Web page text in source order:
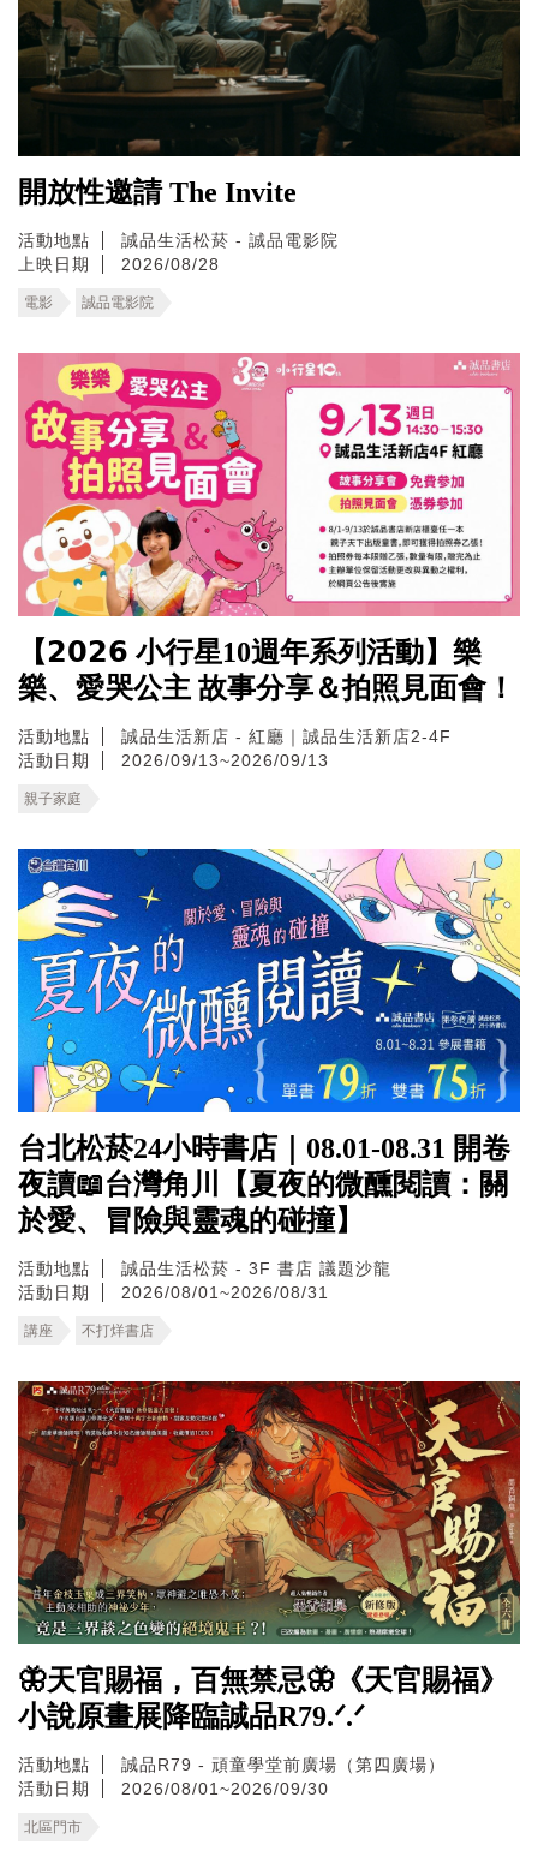
開放性邀請 The Invite
活動地點
誠品生活松菸 - 誠品電影院
上映日期
2026/08/28
電影 誠品電影院
【𝟮𝟬𝟮𝟲 小行星10週年系列活動】樂
樂、愛哭公主 故事分享＆拍照見面會！
活動地點
誠品生活新店 - 紅廳｜誠品生活新店2-4F
活動日期
2026/09/13~2026/09/13
親子家庭
台北松菸24小時書店｜08.01-08.31 開卷
夜讀📖台灣角川【夏夜的微醺閱讀：關
於愛、冒險與靈魂的碰撞】
活動地點
誠品生活松菸 - 3F 書店 議題沙龍
活動日期
2026/08/01~2026/08/31
講座 不打烊書店
🦋天官賜福，百無禁忌🦋《天官賜福》
小說原畫展降臨誠品R79.ᐟ.ᐟ
活動地點
誠品R79 - 頑童學堂前廣場（第四廣場）
活動日期
2026/08/01~2026/09/30
北區門市